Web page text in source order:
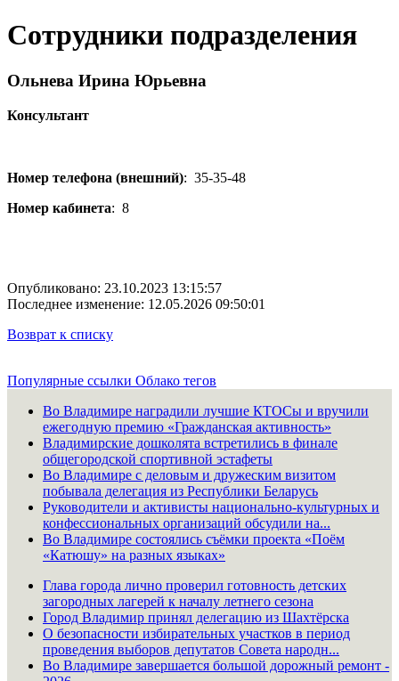
Сотрудники подразделения
Ольнева Ирина Юрьевна
Консультант
Номер телефона (внешний): 35-35-48
Номер кабинета: 8
Опубликовано: 23.10.2023 13:15:57
Последнее изменение: 12.05.2026 09:50:01
Возврат к списку
Популярные ссылки Облако тегов
Во Владимире наградили лучшие КТОСы и вручили
ежегодную премию «Гражданская активность»
Владимирские дошколята встретились в финале
общегородской спортивной эстафеты
Во Владимире с деловым и дружеским визитом
побывала делегация из Республики Беларусь
Руководители и активисты национально-культурных и
конфессиональных организаций обсудили на...
Во Владимире состоялись съёмки проекта «Поём
«Катюшу» на разных языках»
Глава города лично проверил готовность детских
загородных лагерей к началу летнего сезона
Город Владимир принял делегацию из Шахтёрска
О безопасности избирательных участков в период
проведения выборов депутатов Совета народн...
Во Владимире завершается большой дорожный ремонт -